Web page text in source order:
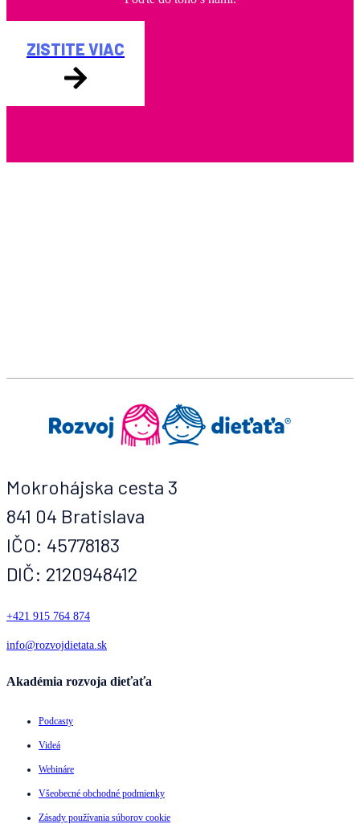
ZISTITE VIAC
Mokrohájska cesta 3
841 04 Bratislava
IČO: 45778183
DIČ: 2120948412
+421 915 764 874
info@rozvojdietata.sk
Akadémia rozvoja dieťaťa
Podcasty
Videá
Webináre
Všeobecné obchodné podmienky
Zásady používania súborov cookie